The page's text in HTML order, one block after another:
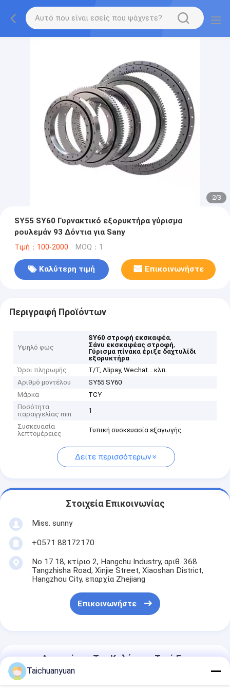
2/3
SY55 SY60 Γυρνακτικό εξορυκτήρα γύρισμα
ρουλεμάν 93 Δόντια για Sany
Τιμή：100-2000 MOQ：1
Καλύτερη τιμή Επικοινωνήστε
Περιγραφή Προϊόντων
Υψηλό φως
SY60 στροφή εκσκαφέα,
Σάνυ εκσκαφέας στροφή,
Γύρισμα πίνακα έριξε δαχτυλίδι
εξορυκτήρα
Όροι πληρωμής
T/T, Alipay, Wechat... κλπ.
Αριθμό μοντέλου
SY55 SY60
Μάρκα
TCY
Ποσότητα
παραγγελίας min
1
Συσκευασία
λεπτομέρειες
Τυπική συσκευασία εξαγωγής
Δείτε περισσότερων
Στοιχεία Επικοινωνίας
Miss. sunny
+0571 88172170
Νο 17.18, κτίριο 2, Hangchu Industry, αριθ. 368
Tangzhisha Road, Xinjie Street, Xiaoshan District,
Hangzhou City, επαρχία Zhejiang
Επικοινωνήστε
Αποκτήστε Την Καλύτερη Τιμή Για
Taichuanyuan